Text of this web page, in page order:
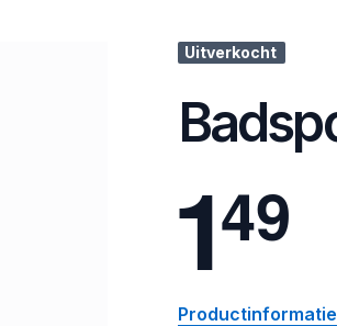
Uitverkocht
149
Productinformatie